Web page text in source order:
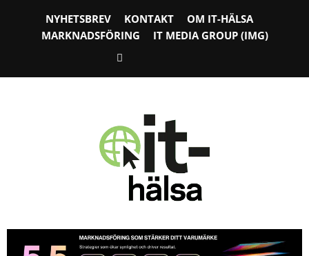
NYHETSBREV KONTAKT
OM IT-HÄLSA
MARKNADSFÖRING
IT MEDIA GROUP (IMG)